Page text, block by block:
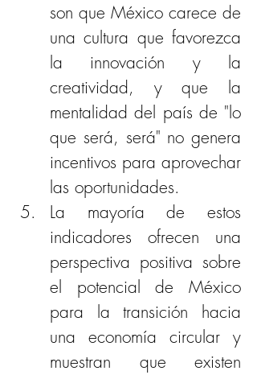
son que México carece de
una cultura que favorezca
la innovación y la
creatividad, y que la
mentalidad del país de "lo
que será, será" no genera
incentivos para aprovechar
las oportunidades.
La mayoría de estos
indicadores ofrecen una
perspectiva positiva sobre
el potencial de México
para la transición hacia
una economía circular y
muestran que existen